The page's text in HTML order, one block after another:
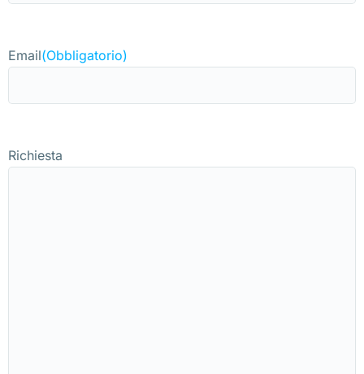
Email(Obbligatorio)
Richiesta